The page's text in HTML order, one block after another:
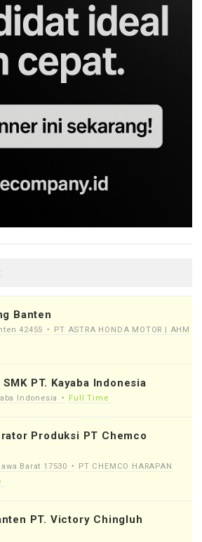
Banten
42455
PT ASTRA HONDA MOTOR | AHM
PT. Kayaba Indonesia
Indonesia Full Time
Produksi PT Chemco
Barat 17530
PT CHEMCO HARAPAN
PT. Victory Chingluh